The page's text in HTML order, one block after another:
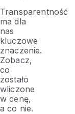
Transparentność
ma dla
nas
kluczowe
znaczenie.
Zobacz,
co
zostało
wliczone
w cenę,
a co nie.